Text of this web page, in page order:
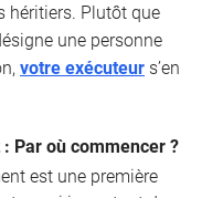
héritiers. Plutôt que
une personne
votre exécuteur s’en
Par où commencer ?
est une première